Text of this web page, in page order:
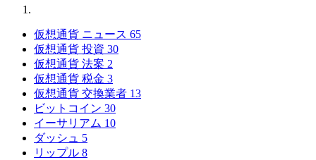
仮想通貨 ニュース 65
仮想通貨 投資 30
仮想通貨 法案 2
仮想通貨 税金 3
仮想通貨 交換業者 13
ビットコイン 30
イーサリアム 10
ダッシュ 5
リップル 8